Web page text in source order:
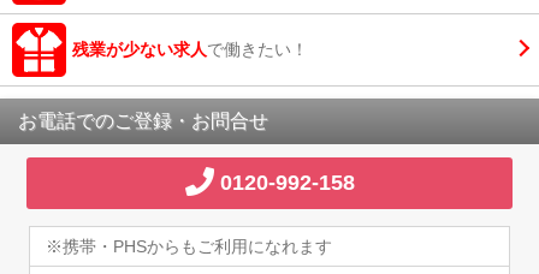
残業が少ない求人で働きたい！
お電話でのご登録・お問合せ
0120-992-158
※携帯・PHSからもご利用になれます